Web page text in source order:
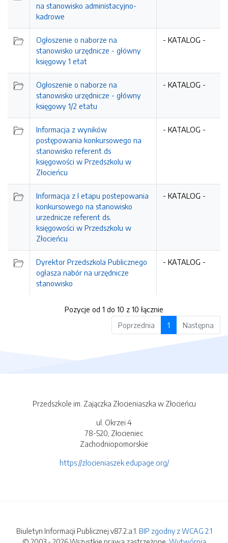
na stanowisko administacyjno-
kadrowe
Ogłoszenie o naborze na
stanowisko urzędnicze - główny
księgowy 1 etat
- KATALOG -
Ogłoszenie o naborze na
stanowisko urzędnicze - główny
księgowy 1/2 etatu
- KATALOG -
Informacja z wyników
postępowania konkursowego na
stanowisko referent ds
księgowości w Przedszkolu w
Złocieńcu
- KATALOG -
Informacja z I etapu postepowania
konkursowego na stanowisko
urzednicze referent ds.
księgowości w Przedszkolu w
Złocieńcu
- KATALOG -
Dyrektor Przedszkola Publicznego
ogłasza nabór na urzędnicze
stanowisko
- KATALOG -
Pozycje od 1 do 10 z 10 łącznie
Poprzednia
1 Następna
Przedszkole im. Zajączka Złocieniaszka w Złocieńcu
ul. Okrzei 4
78-520, Złocieniec
Zachodniopomorskie
https://zlocieniaszek.edupage.org/
Biuletyn Informacji Publicznej v87.2.a.1. BIP zgodny z WCAG 2.1